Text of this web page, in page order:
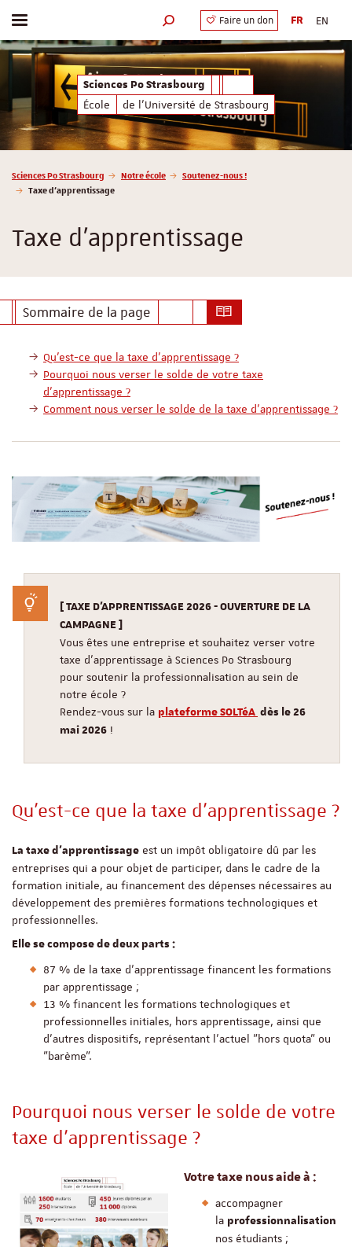
Sciences Po Strasbourg
École
de l'Université de Strasbourg
Afficher / masquer le menu Moteur de recherche
Faire un don FR EN
Vous êtes ici :
Sciences Po Strasbourg Notre école
Soutenez-nous !
Taxe d’apprentissage
Taxe d’apprentissage
Sommaire de la page
Qu'est-ce que la taxe d'apprentissage ?
Pourquoi nous verser le solde de votre taxe
d'apprentissage ?
Comment nous verser le solde de la taxe d’apprentissage ?
[ TAXE D'APPRENTISSAGE 2026 - OUVERTURE DE LA
CAMPAGNE ]
Vous êtes une entreprise et souhaitez verser votre
taxe d'apprentissage à Sciences Po Strasbourg
pour soutenir la professionnalisation au sein de
notre école ?
Rendez-vous sur la plateforme SOLTéA dès le 26
mai 2026 !
Qu'est-ce que la taxe d'apprentissage ?
La taxe d'apprentissage est un impôt obligatoire dû par les
entreprises qui a pour objet de participer, dans le cadre de la
formation initiale, au financement des dépenses nécessaires au
développement des premières formations technologiques et
professionnelles.
Elle se compose de deux parts :
87 % de la taxe d’apprentissage financent les formations
par apprentissage ;
13 % financent les formations technologiques et
professionnelles initiales, hors apprentissage, ainsi que
d’autres dispositifs, représentant l’actuel "hors quota" ou
"barème".
Pourquoi nous verser le solde de votre
taxe d'apprentissage ?
Votre taxe nous aide à :
accompagner
la professionnalisation
nos étudiants ;